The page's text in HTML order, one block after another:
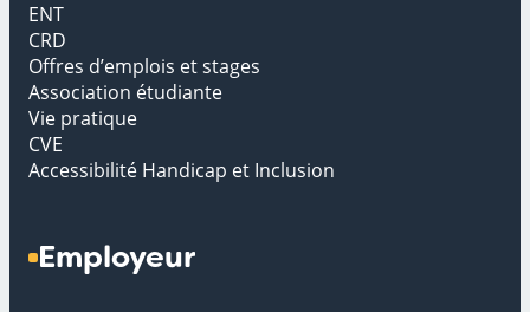
ENT
CRD
Offres d’emplois et stages
Association étudiante
Vie pratique
CVE
Accessibilité Handicap et Inclusion
Employeur